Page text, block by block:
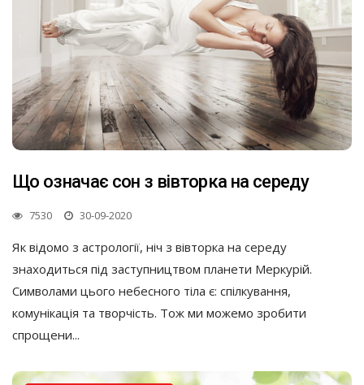
Що означає сон з вівторка на середу
7530 30-09-2020
Як відомо з астрології, ніч з вівторка на середу
знаходиться під заступництвом планети Меркурій.
Символами цього небесного тіла є: спілкування,
комунікація та творчість. Тож ми можемо зробити
спрощени...